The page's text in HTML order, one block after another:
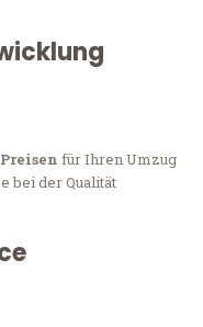
für Ihren Umzug
bei der Qualität